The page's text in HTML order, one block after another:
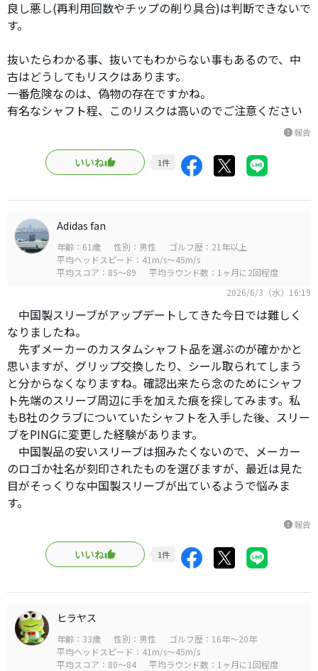
良し悪し(再利用回数やチップの削り具合)は判断できないで
す。
抜いたらわかる事、抜いてもわからない事もあるので、中
古はどうしてもリスクはあります。
一番危険なのは、偽物の存在ですかね。
有名なシャフト程、このリスクは高いのでご注意ください
report報告
いいね 1件
Adidas fan
年齢：61歳 性別：男性
ゴルフ歴：21年以上
平均ヘッドスピード：41m/s～45m/s
平均スコア：85～89
平均ラウンド数：1ヶ月に2回程度
2026/6/3（水）16:19
中国製スリーブがアップデートしてきた今日では難しく
なりましたね。
先ずメーカーのカスタムシャフト品を選ぶのが確かかと
思いますが、グリップ交換したり、シール取られてしまう
と分からなくなりますね。確認出来たら念のためにシャフ
ト先端のスリーブ周辺に手を加えた痕を探してみます。私
もB社のクラブについていたシャフトを入手した後、スリー
ブをPINGに変更した経験があります。
中国製品の安いスリーブは掴みたくないので、メーカー
のロゴか社名が刻印されたものを選びますが、最近は見た
目がそっくりな中国製スリーブが出ているようで悩みま
す。
report報告
いいね 1件
ヒラヤス
年齢：33歳 性別：男性
ゴルフ歴：16年～20年
平均ヘッドスピード：41m/s～45m/s
平均スコア：80～84
平均ラウンド数：1ヶ月に1回程度